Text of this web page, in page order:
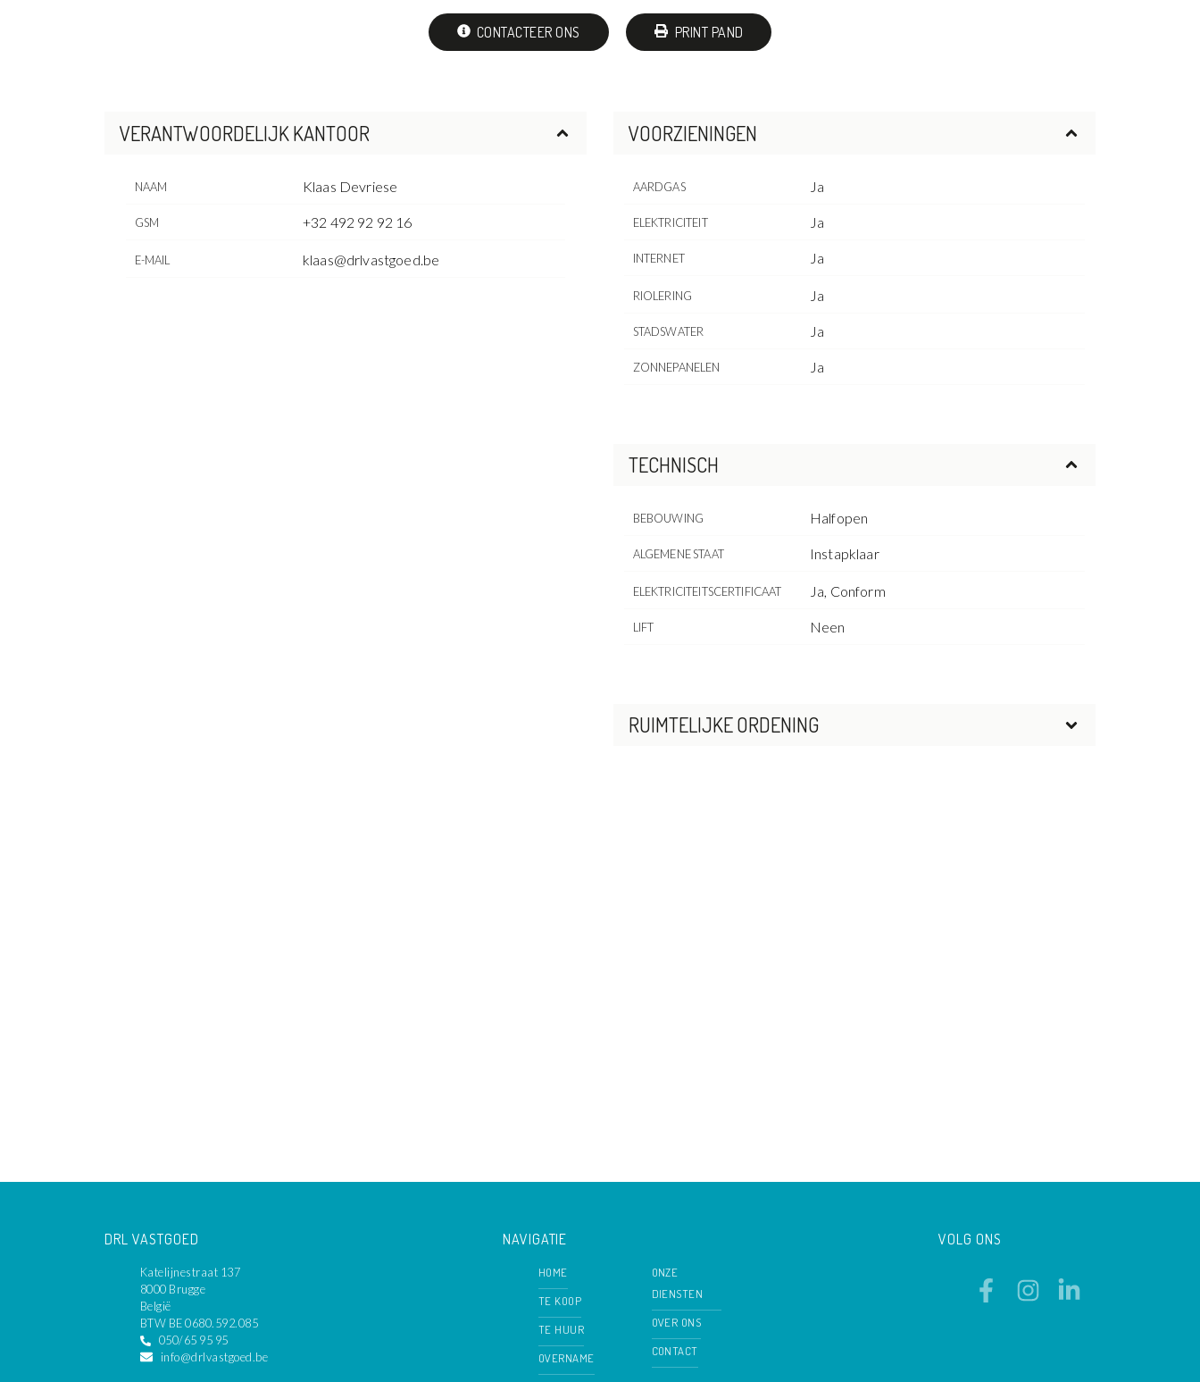
CONTACTEER ONS PRINT PAND
VERANTWOORDELIJK KANTOOR
NAAM Klaas Devriese
GSM +32 492 92 92 16
E-MAIL klaas@drlvastgoed.be
VOORZIENINGEN
AARDGAS Ja
ELEKTRICITEIT Ja
INTERNET Ja
RIOLERING Ja
STADSWATER Ja
ZONNEPANELEN Ja
TECHNISCH
BEBOUWING Halfopen
ALGEMENE STAAT Instapklaar
ELEKTRICITEITSCERTIFICAAT Ja, Conform
LIFT Neen
RUIMTELIJKE ORDENING
DRL VASTGOED
Katelijnestraat 137
8000 Brugge
België
BTW BE 0680.592.085
050/65 95 95
info@drlvastgoed.be
NAVIGATIE
HOME
TE KOOP
TE HUUR
OVERNAME
ONZE
DIENSTEN
OVER ONS
CONTACT
VOLG ONS